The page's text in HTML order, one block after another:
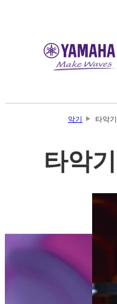
악기 타악기
타악기